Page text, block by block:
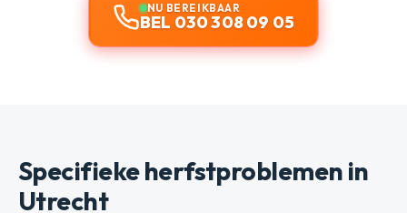
NU BEREIKBAAR
BEL 030 308 09 05
Specifieke herfstproblemen in
Utrecht